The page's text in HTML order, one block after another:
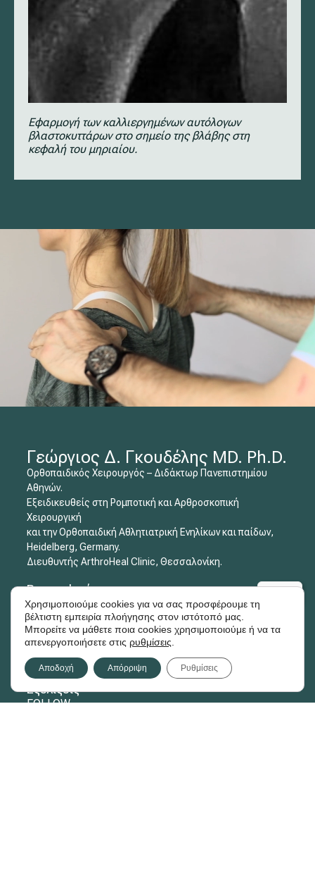
Εφαρμογή των καλλιεργημένων αυτόλογων
βλαστοκυττάρων στο σημείο της βλάβης στη
κεφαλή του μηριαίου.
Γεώργιος Δ. Γκουδέλης MD. Ph.D.
Ορθοπαιδικός Χειρουργός – Διδάκτωρ Πανεπιστημίου
Αθηνών.
Εξειδικευθείς στη Ρομποτική και Αρθροσκοπική
Χειρουργική
και την Ορθοπαιδική Αθλητιατρική Ενηλίκων και παίδων,
Heidelberg, Germany.
Διευθυντής ArthroHeal Clinic, Θεσσαλονίκη.
Βιογραφικό
Παθήσεις - Θεραπεία
Νέα
Εξελίξεις
FOLLOW
Χρησιμοποιούμε cookies για να σας προσφέρουμε τη
βέλτιστη εμπειρία πλοήγησης στον ιστότοπό μας.
Μπορείτε να μάθετε ποια cookies χρησιμοποιούμε ή να τα
απενεργοποιήσετε στις ρυθμίσεις
Αποδοχή Απόρριψη Ρυθμίσεις